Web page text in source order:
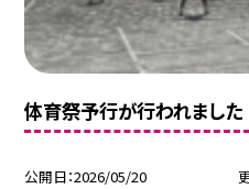
体育祭予行が行われました
公開日 2026/05/20